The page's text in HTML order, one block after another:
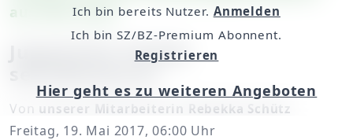
aus dem Kreis
Jugend für Politik
Von unserer Mitarbeiterin Rebekka Schütz
Freitag, 19. Mai 2017, 06:00 Uhr
Ich bin bereits Nutzer. Anmelden
Ich bin SZ/BZ-Premium Abonnent.
Registrieren
Hier geht es zu weiteren Angeboten